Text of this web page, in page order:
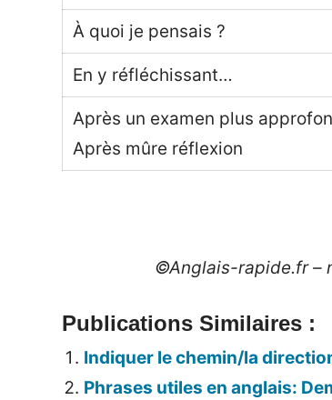
À quoi je pensais ?
En y réfléchissant…
Après un examen plus
Après mûre réflexion
©Anglais-rapide.fr –
Publications Similaires :
Indiquer le chemin/la
Phrases utiles en anglais: